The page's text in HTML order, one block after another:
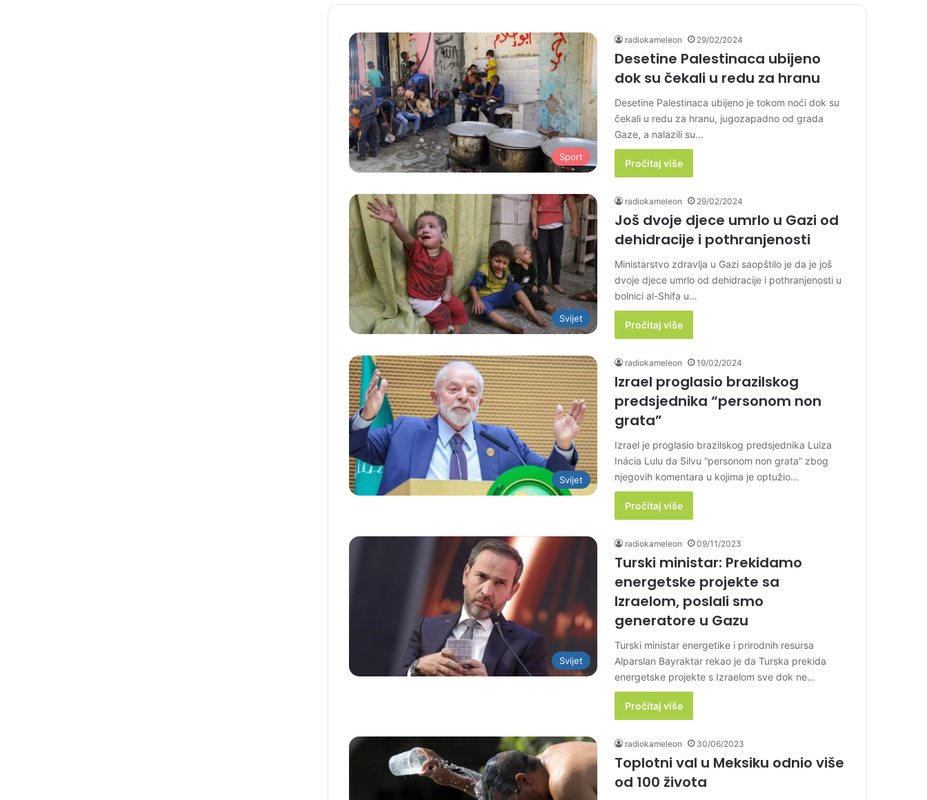
Sport
radiokameleon 29/02/2024
Desetine Palestinaca ubijeno
dok su čekali u redu za hranu
Desetine Palestinaca ubijeno je tokom noći dok su
čekali u redu za hranu, jugozapadno od grada
Gaze, a nalazili su…
Pročitaj više
Svijet
radiokameleon 29/02/2024
Još dvoje djece umrlo u Gazi od
dehidracije i pothranjenosti
Ministarstvo zdravlja u Gazi saopštilo je da je još
dvoje djece umrlo od dehidracije i pothranjenosti u
bolnici al-Shifa u…
Pročitaj više
Svijet
radiokameleon 19/02/2024
Izrael proglasio brazilskog
predsjednika “personom non
grata”
Izrael je proglasio brazilskog predsjednika Luiza
Inácia Lulu da Silvu “personom non grata” zbog
njegovih komentara u kojima je optužio…
Pročitaj više
Svijet
radiokameleon 09/11/2023
Turski ministar: Prekidamo
energetske projekte sa
Izraelom, poslali smo
generatore u Gazu
Turski ministar energetike i prirodnih resursa
Alparslan Bayraktar rekao je da Turska prekida
energetske projekte s Izraelom sve dok ne…
Pročitaj više
radiokameleon 30/06/2023
Toplotni val u Meksiku odnio više
od 100 života